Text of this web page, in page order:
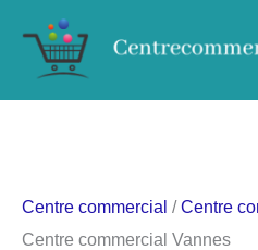
contenu
Centre commercial /Centre
Centre commercial Vannes